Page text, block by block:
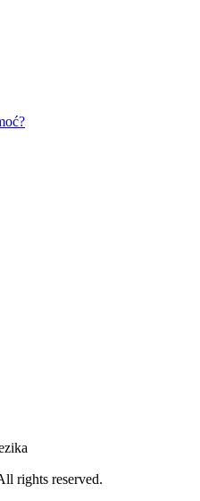
rights reserved.